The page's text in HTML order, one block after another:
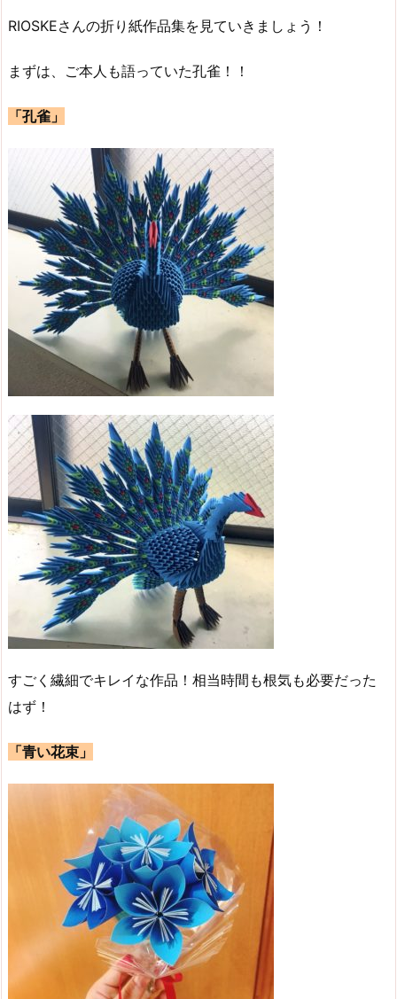
RIOSKEさんの折り紙作品集を見ていきましょう！
まずは、ご本人も語っていた孔雀！！
「孔雀」
すごく繊細でキレイな作品！相当時間も根気も必要だった
はず！
「青い花束」